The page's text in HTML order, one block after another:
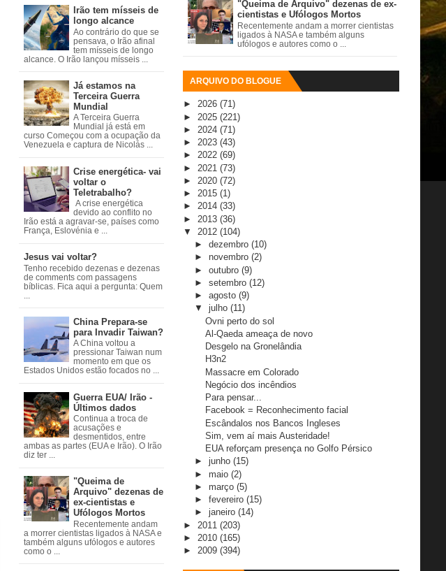
Irão tem mísseis de
longo alcance
Ao contrário do que se
pensava, o Irão afinal
tem mísseis de longo
alcance. O Irão lançou mísseis ...
Já estamos na
Terceira Guerra
Mundial
A Terceira Guerra
Mundial já está em
curso Começou com a ocupação da
Venezuela e captura de Nicolás ...
Crise energética- vai
voltar o
Teletrabalho?
A crise energética
devido ao conflito no
Irão está a agravar-se, países como
França, Eslovénia e ...
Jesus vai voltar?
Tenho recebido dezenas e dezenas
de comments com passagens
bíblicas. Fica aqui a pergunta: Quem
China Prepara-se
para Invadir Taiwan?
A China voltou a
pressionar Taiwan num
momento em que os
Estados Unidos estão focados no ...
Guerra EUA/ Irão -
Últimos dados
Continua a troca de
acusações e
desmentidos, entre
ambas as partes (EUA e Irão). O Irão
diz ter ...
"Queima de
Arquivo" dezenas de
ex-cientistas e
Ufólogos Mortos
Recentemente andam
a morrer cientistas ligados à NASA e
também alguns ufólogos e autores
como o ...
"Queima de Arquivo" dezenas de ex-
cientistas e Ufólogos Mortos
Recentemente andam a morrer cientistas
ligados à NASA e também alguns
ufólogos e autores como o ...
ARQUIVO DO BLOGUE
► 2026 (71)
► 2025 (221)
► 2024 (71)
► 2023 (43)
► 2022 (69)
► 2021 (73)
► 2020 (72)
► 2015 (1)
► 2014 (33)
► 2013 (36)
▼ 2012 (104)
► dezembro (10)
► novembro (2)
► outubro (9)
► setembro (12)
► agosto (9)
▼ julho (11)
Ovni perto do sol
Al-Qaeda ameaça de novo
Desgelo na Gronelândia
H3n2
Massacre em Colorado
Negócio dos incêndios
Para pensar...
Facebook = Reconhecimento facial
Escândalos nos Bancos Ingleses
Sim, vem aí mais Austeridade!
EUA reforçam presença no Golfo Pérsico
► junho (15)
► maio (2)
► março (5)
► fevereiro (15)
► janeiro (14)
► 2011 (203)
► 2010 (165)
► 2009 (394)